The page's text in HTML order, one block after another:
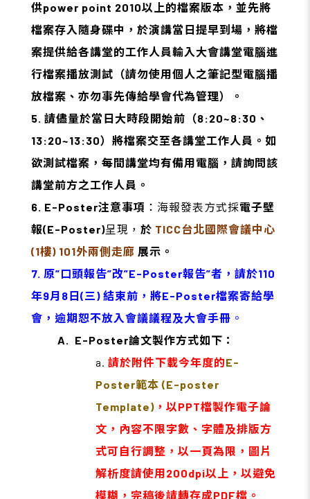
供power point 2010以上的檔案版本，並先將
檔案存入隨身碟中，於演講當日提早到場，將檔
案提供給各講堂的工作人員輸入大會講堂電腦進
行檔案播放測試（請勿使用個人之筆記型電腦播
放檔案、亦勿事先傳給學會代為管理）。
5. 請儘量於當日大時段開始前（8:20~8:30、
13:20~13:30）將檔案交至各講堂工作人員。如
欲測試檔案，每間講堂均有備用電腦，請詢問該
講堂前方之工作人員。
6. E-Poster注意事項 ： 海報發表方式採電子壁
報(E-Poster)呈現， 於 TICC台北國際會議中心
(1樓) 101外兩側走廊 展示。
7. 原”口頭報告”改”E-Poster報告”者，請於110
年9月8日(三) 結束前，將E-Poster檔案寄給學
會，逾期恕不放入會議議程及大會手冊 。
A. E-Poster論文製作方式如下：
a. 請於附件下載今年度的E-
Poster範本 (E-poster
Template)，以PPT檔製作電子論
文，內容不限字數、字體及排版方
式可自行調整，以一頁為限，圖片
解析度請使用200dpi以上，以避免
模糊，完稿後請轉存成PDF檔。